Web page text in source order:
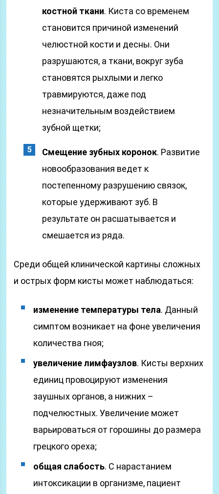
костной ткани. Киста со временем
становится причиной изменений
челюстной кости и десны. Они
разрушаются, а ткани, вокруг зуба
становятся рыхлыми и легко
травмируются, даже под
незначительным воздействием
зубной щетки;
Смещение зубных коронок. Развитие
новообразования ведет к
постепенному разрушению связок,
которые удерживают зуб. В
результате он расшатывается и
смешается из ряда.
Среди общей клинической картины сложных
и острых форм кисты может наблюдаться:
изменение температуры тела. Данный
симптом возникает на фоне увеличения
количества гноя;
увеличение лимфаузлов. Кисты верхних
единиц провоцируют изменения
заушных органов, а нижних –
подчелюстных. Увеличение может
варьироваться от горошины до размера
грецкого ореха;
общая слабость. С нарастанием
интоксикации в организме, пациент